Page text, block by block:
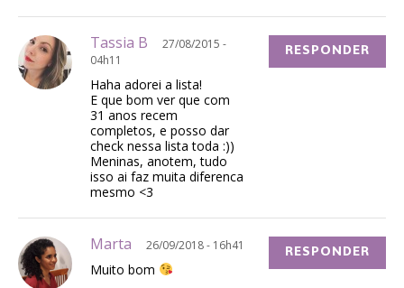
Tassia B
27/08/2015 -
04h11
Haha adorei a lista!
E que bom ver que com
31 anos recem
completos, e posso dar
check nessa lista toda :))
Meninas, anotem, tudo
isso ai faz muita diferenca
mesmo <3
RESPONDER
Marta 26/09/2018 - 16h41
Muito bom
RESPONDER